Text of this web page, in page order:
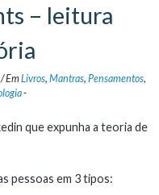
– leitura
EmLivros, Mantras, Pensamentos,
-
que expunha a teoria de
pessoas em 3 tipos: